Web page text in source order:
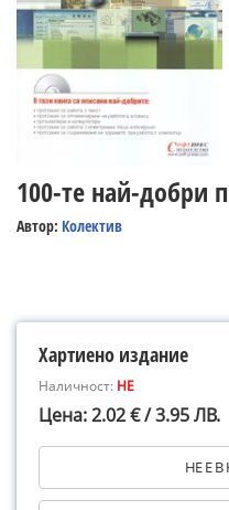
100-те най-добри
Автор: Колектив
Хартиено издание
Наличност: НЕ
Цена: 2.02 € / 3.95 ЛВ.
НЕ Е